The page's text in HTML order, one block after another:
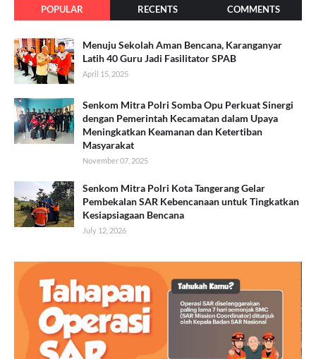
POPULAR RECENTS COMMENTS
Menuju Sekolah Aman Bencana, Karanganyar
Latih 40 Guru Jadi Fasilitator SPAB
April 15, 2025
Senkom Mitra Polri Somba Opu Perkuat Sinergi
dengan Pemerintah Kecamatan dalam Upaya
Meningkatkan Keamanan dan Ketertiban
Masyarakat
November 07, 2025
Senkom Mitra Polri Kota Tangerang Gelar
Pembekalan SAR Kebencanaan untuk Tingkatkan
Kesiapsiagaan Bencana
July 12, 2026